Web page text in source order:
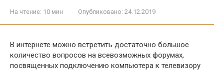
На чтение: 10 мин Опубликовано: 24.12.2019
В интернете можно встретить достаточно большое
количество вопросов на всевозможных форумах,
посвященных подключению компьютера к телевизору